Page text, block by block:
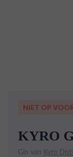
NIET OP
KYRO
Gin van Kyro